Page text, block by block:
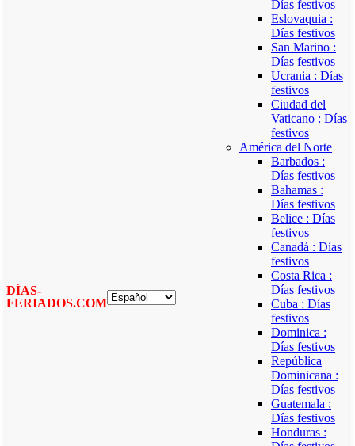
DÍAS-
FERIADOS.COM
Días festivos
Eslovaquia :
Días festivos
San Marino :
Días festivos
Ucrania : Días
festivos
Ciudad del
Vaticano : Días
festivos
América del Norte
Barbados :
Días festivos
Bahamas :
Días festivos
Belice : Días
festivos
Canadá : Días
festivos
Costa Rica :
Días festivos
Cuba : Días
festivos
Dominica :
Días festivos
República
Dominicana :
Días festivos
Guatemala :
Días festivos
Honduras :